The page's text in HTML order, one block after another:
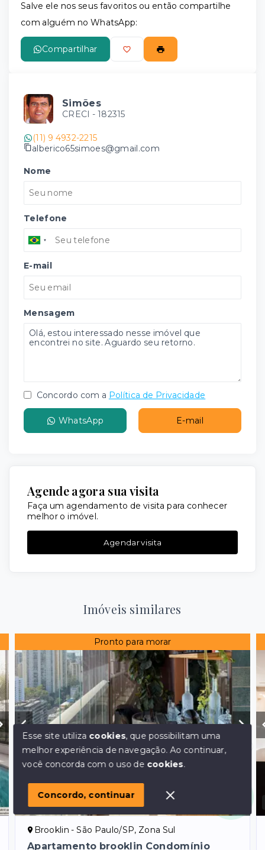
Salve ele nos seus favoritos ou então compartilhe
com alguém no WhatsApp:
Compartilhar
Simões
CRECI - 182315
(11) 9 4932-2215
alberico65simoes@gmail.com
Nome
Telefone
E-mail
Mensagem
Concordo com a Política de Privacidade
WhatsApp E-mail
Agende agora sua visita
Faça um agendamento de visita para conhecer
melhor o imóvel.
Agendar visita
Imóveis similares
Pronto para morar
Brooklin - São Paulo/SP, Zona Sul
Apartamento brooklin Condomínio
Olá! em posso ajudar?
Esse site utiliza cookies, que possibilitam uma
melhor experiência de navegação.Ao continuar,
você concorda com o uso de cookies.
Concordo, continuar